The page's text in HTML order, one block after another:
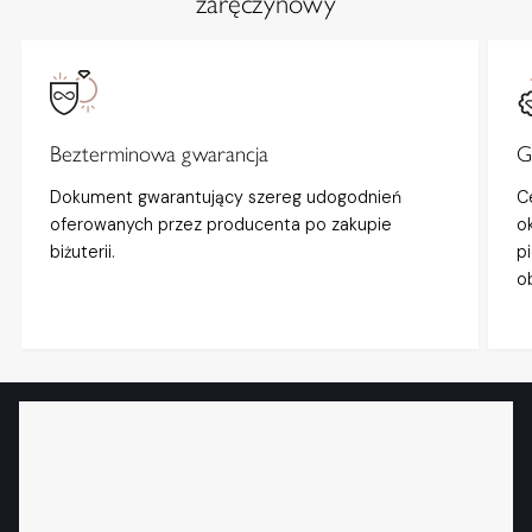
Bezterminowa gwarancja
Dokument gwarantujący szereg udogodnień
oferowanych przez producenta po zakupie
biżuterii.